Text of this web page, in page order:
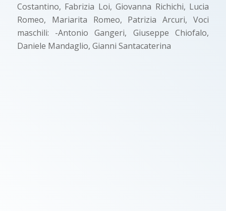
Costantino, Fabrizia Loi, Giovanna Richichi, Lucia
Romeo, Mariarita Romeo, Patrizia Arcuri, Voci
maschili: -Antonio Gangeri, Giuseppe Chiofalo,
Daniele Mandaglio, Gianni Santacaterina